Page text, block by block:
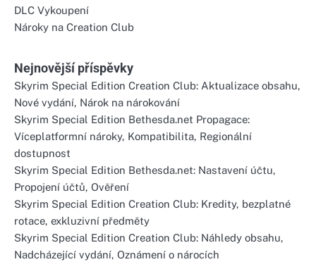
DLC Vykoupení
Nároky na Creation Club
Nejnovější příspěvky
Skyrim Special Edition Creation Club: Aktualizace obsahu,
Nové vydání, Nárok na nárokování
Skyrim Special Edition Bethesda.net Propagace:
Víceplatformní nároky, Kompatibilita, Regionální
dostupnost
Skyrim Special Edition Bethesda.net: Nastavení účtu,
Propojení účtů, Ověření
Skyrim Special Edition Creation Club: Kredity, bezplatné
rotace, exkluzivní předměty
Skyrim Special Edition Creation Club: Náhledy obsahu,
Nadcházející vydání, Oznámení o nárocích